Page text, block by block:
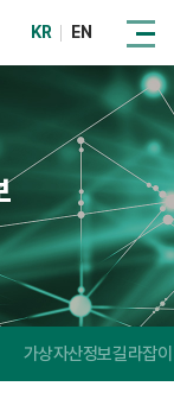
KR EN
가상자산정보길라잡이